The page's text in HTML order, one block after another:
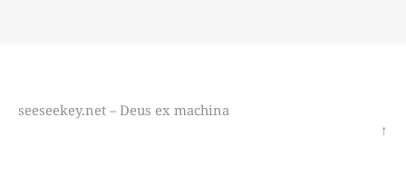
seeseekey.net – Deus ex machina
↑